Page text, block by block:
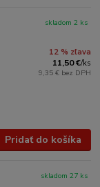
12 % zľava
11,50 €/ks
9,35 € bez DPH
skladom 2 ks
Pridať do košíka
skladom 27 ks